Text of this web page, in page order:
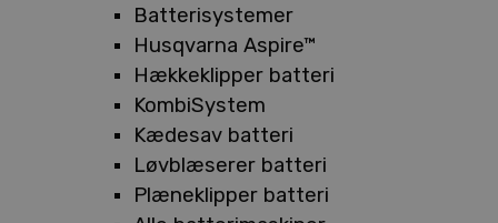
Batterisystemer
Husqvarna Aspire™
Hækkeklipper batteri
KombiSystem
Kædesav batteri
Løvblæserer batteri
Plæneklipper batteri